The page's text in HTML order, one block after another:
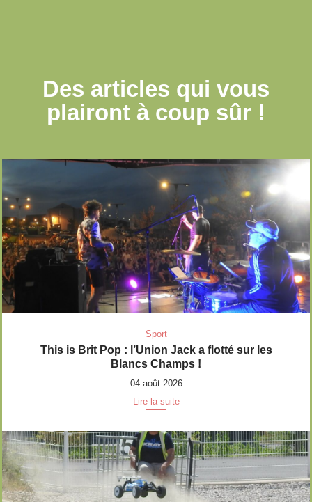
Des articles qui vous
plairont à coup sûr !
Sport
This is Brit Pop : l’Union Jack a flotté sur les
Blancs Champs !
04 août 2026
Lire la suite